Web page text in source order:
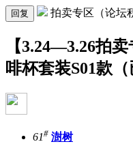
回复 拍卖专区（论坛
【3.24—3.26拍
啡杯套装S01款（
61# 澍树